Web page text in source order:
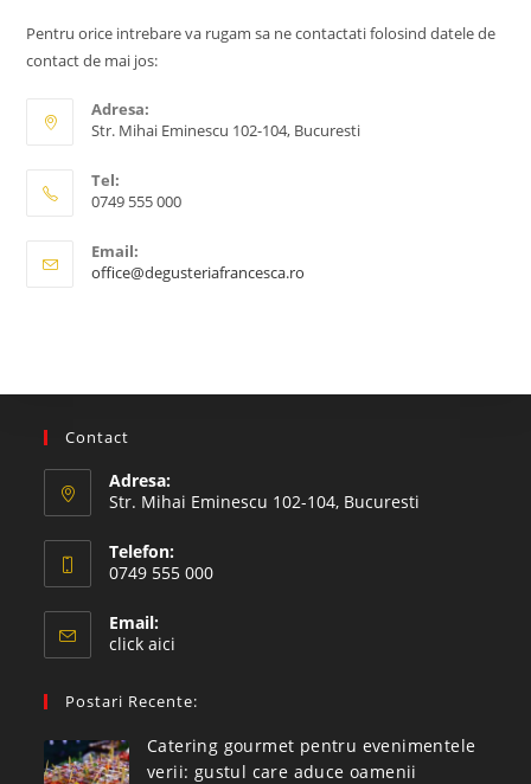
Pentru orice intrebare va rugam sa ne contactati folosind datele de
contact de mai jos:
Adresa:
Str. Mihai Eminescu 102-104, Bucuresti
Tel:
0749 555 000
Email:
office@degusteriafrancesca.ro
Contact
Adresa:
Str. Mihai Eminescu 102-104, Bucuresti
Telefon:
0749 555 000
Email:
click aici
Postari Recente:
Catering gourmet pentru evenimentele
verii: gustul care aduce oamenii